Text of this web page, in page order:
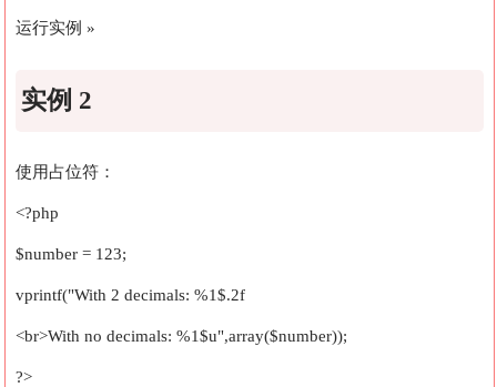
运行实例 »
实例 2
使用占位符：
<?php
$number = 123;
vprintf("With 2 decimals: %1$.2f
<br>With no decimals: %1$u",array($number));
?>